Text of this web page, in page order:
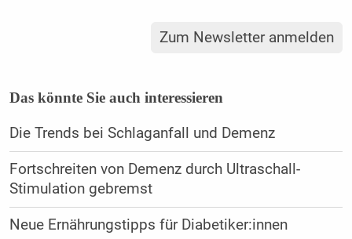
Zum Newsletter anmelden
Das könnte Sie auch interessieren
Die Trends bei Schlaganfall und Demenz
Fortschreiten von Demenz durch Ultraschall-
Stimulation gebremst
Neue Ernährungstipps für Diabetiker:innen